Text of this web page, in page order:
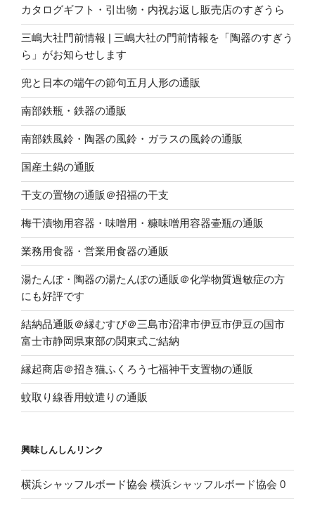
カタログギフト・引出物・内祝お返し販売店のすぎうら
三嶋大社門前情報 | 三嶋大社の門前情報を「陶器のすぎう
ら」がお知らせします
兜と日本の端午の節句五月人形の通販
南部鉄瓶・鉄器の通販
南部鉄風鈴・陶器の風鈴・ガラスの風鈴の通販
国産土鍋の通販
干支の置物の通販＠招福の干支
梅干漬物用容器・味噌用・糠味噌用容器壷瓶の通販
業務用食器・営業用食器の通販
湯たんぽ・陶器の湯たんぽの通販＠化学物質過敏症の方
にも好評です
結納品通販＠縁むすび＠三島市沼津市伊豆市伊豆の国市
富士市静岡県東部の関東式ご結納
縁起商店＠招き猫ふくろう七福神干支置物の通販
蚊取り線香用蚊遣りの通販
興味しんしんリンク
横浜シャッフルボード協会 横浜シャッフルボード協会 0